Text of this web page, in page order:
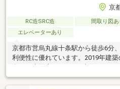
京
RC造SRC造 間取り図あ
エレベーターあり
京都市営烏丸線十条駅から徒歩6分
利便性に優れています。2019年建
独立しています。